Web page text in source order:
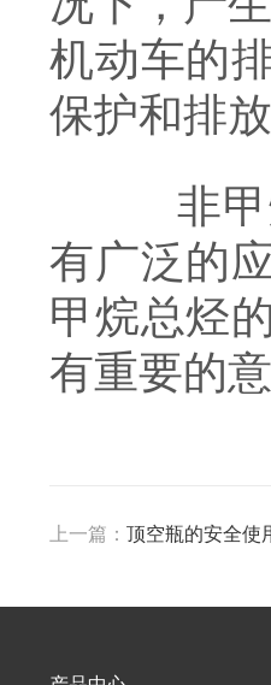
机动车的
保护和排放
非甲烷
有广泛的
甲烷总烃
有重要的意
上一篇： 顶空瓶的安全使